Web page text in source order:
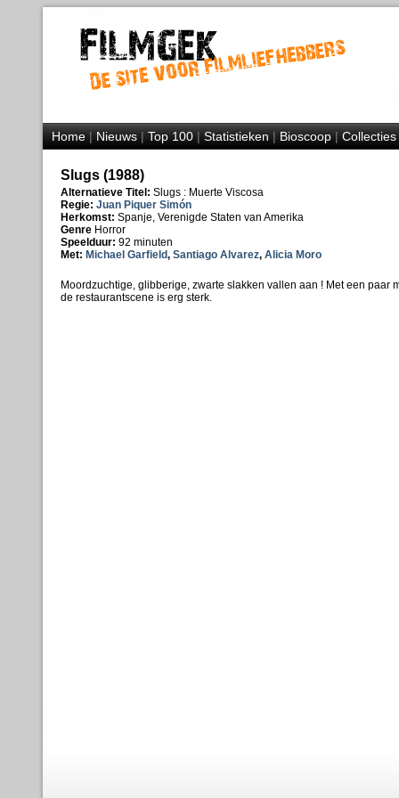
Home|Nieuws|Top 100|Statistieken|Bioscoop|Collecties
Slugs (1988)
Alternatieve Titel: Slugs : Muerte Viscosa
Regie: Juan Piquer Simón
Herkomst: Spanje, Verenigde Staten van Amerika
Genre Horror
Speelduur: 92 minuten
Met: Michael Garfield, Santiago Alvarez, Alicia Moro
Moordzuchtige, glibberige, zwarte slakken vallen aan ! Met een paar
de restaurantscene is erg sterk.